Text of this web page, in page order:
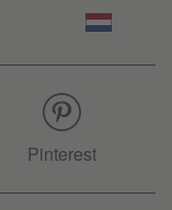
Pinterest